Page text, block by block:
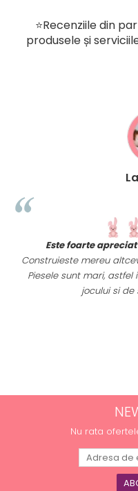
⭐Recenziile din
produsele și
Este foarte
Construieste mereu
Piesele sunt mari,
jocului si de
Nu rata